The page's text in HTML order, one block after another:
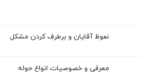
نعوظ آقایان و برطرف کردن مشکل
معرفی و خصوصیات انواع حوله